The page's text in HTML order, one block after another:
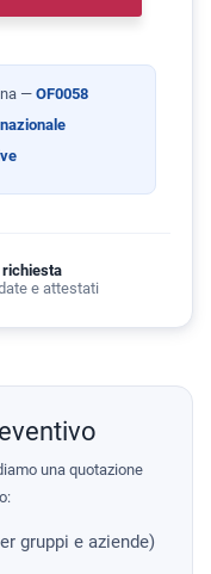
—OF0058
richiesta
e attestati
una quotazione
gruppi e aziende)